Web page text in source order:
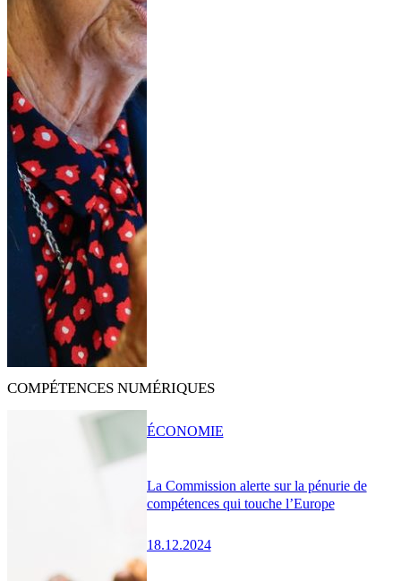
COMPÉTENCES NUMÉRIQUES
La Commission alerte sur la pénurie de
compétences qui touche l’Europe
18.12.2024
ÉCONOMIE